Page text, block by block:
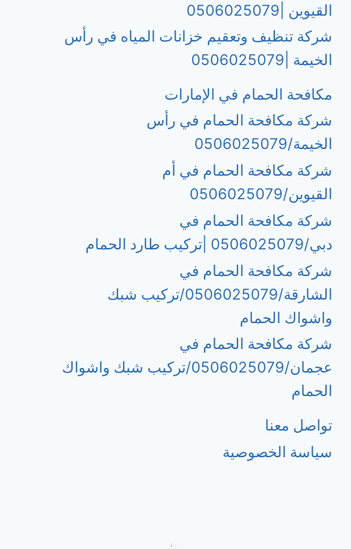
القيوين |0506025079
شركة تنظيف وتعقيم خزانات المياه في رأس
الخيمة |0506025079
مكافحة الحمام في الإمارات
شركة مكافحة الحمام في رأس
الخيمة/0506025079
شركة مكافحة الحمام في أم
القيوين/0506025079
شركة مكافحة الحمام في
دبي/0506025079 |تركيب طارد الحمام
شركة مكافحة الحمام في
الشارقة/0506025079/تركيب شبك
واشواك الحمام
شركة مكافحة الحمام في
عجمان/0506025079/تركيب شبك واشواك
الحمام
تواصل معنا
سياسة الخصوصية